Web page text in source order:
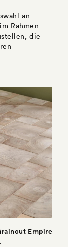
an
Rahmen
die
Empire